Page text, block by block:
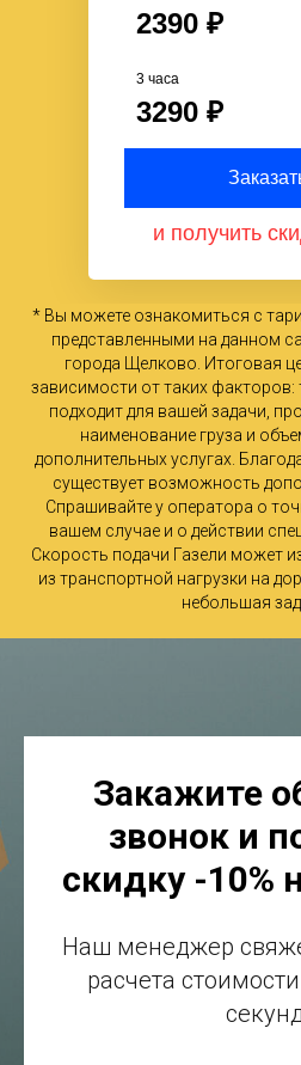
2390 ₽
3290 ₽
3 часа
и получить
* Вы можете ознакомиться с
представленными на данном
города Щелково. Итоговая
зависимости от таких
подходит для вашей задачи,
наименование груза и
дополнительных услугах.
существует возможность
Спрашивайте у оператора о
вашем случае и о действии
Скорость подачи Газели может
из транспортной нагрузки на
небольшая
Закажите
звонок и
скидку -10%
Наш менеджер
расчета